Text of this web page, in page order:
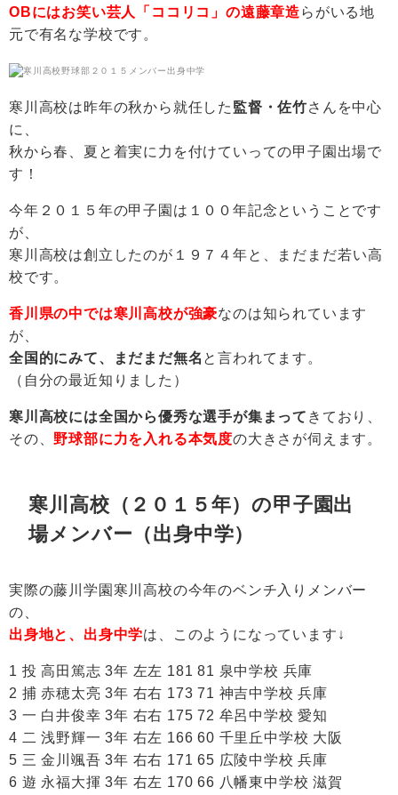
OBにはお笑い芸人「ココリコ」の遠藤章造らがいる地
元で有名な学校です。
寒川高校は昨年の秋から就任した 監督・佐竹さんを中心
に、
秋から春、夏と着実に力を付けていっての甲子園出場で
す！
今年２０１５年の甲子園は１００年記念ということです
が、
寒川高校は創立したのが１９７４年と、まだまだ若い高
校です。
香川県の中では寒川高校が強豪なのは知られています
が、
全国的にみて、まだまだ無名 と言われてます。
（自分の最近知りました）
寒川高校には全国から優秀な選手が集まって きており、
その、 野球部に力を入れる本気度の大きさが伺えます。
寒川高校（２０１５年）の甲子園出
場メンバー（出身中学）
実際の藤川学園寒川高校の今年のベンチ入りメンバー
の、
出身地と、出身中学は、このようになっています↓
1 投 高田篤志 3年 左左 181 81 泉中学校 兵庫
2 捕 赤穂太亮 3年 右右 173 71 神吉中学校 兵庫
3 一 白井俊幸 3年 右右 175 72 牟呂中学校 愛知
4 二 浅野輝一 3年 右左 166 60 千里丘中学校 大阪
5 三 金川颯吾 3年 右右 171 65 広陵中学校 兵庫
6 遊 永福大揮 3年 右左 170 66 八幡東中学校 滋賀